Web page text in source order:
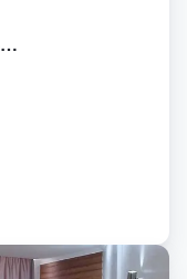
მაკდონალდსთან ქირავდება სტუდიო ტელ 568 08 27 29